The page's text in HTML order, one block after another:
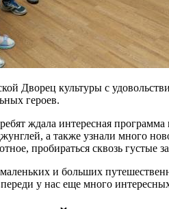
Дворец культуры с
героев.
ждала интересная программа
а также узнали много
пробираться сквозь
и больших
у нас еще много